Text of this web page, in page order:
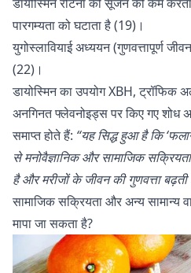
पारगम्यता को घटाता है (19)।
युगोस्लावियाई अध्ययन (गुणवत्तापूर्ण
(22)।
डायोस्मिन का उपयोग ХВН, ट्रॉफिक
अनगिनत फ्लेवनोइड्स पर किए गए शोध
समाप्त होते हैं: “यह सिद्ध हुआ है कि
से मनोवैज्ञानिक और सामाजिक
है और मरीजों के जीवन की गुणवत्ता
सामाजिक सक्रियता और अन्य सामान्य
मापा जा सकता है?